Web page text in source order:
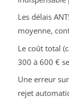
Les délais
moyenne,
Le coût total
300 à 600 €
Une erreur
rejet